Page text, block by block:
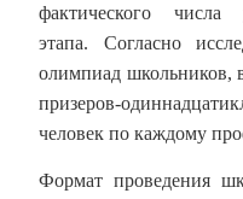
фактического числа
этапа. Согласно
олимпиад школьников,
призеров-
человек по каждому
Формат проведения